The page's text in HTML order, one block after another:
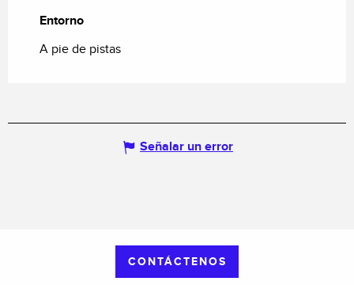
Entorno
Entorno
A pie de pistas
Señalar un error
CONTÁCTENOS